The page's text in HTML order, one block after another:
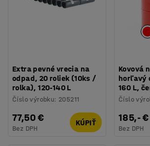
Extra pevné vrecia na
odpad, 20 roliek (10ks /
rolka), 120-140 L
Číslo výrobku: 205211
77,50 €
Bez DPH
KÚPIŤ
Kovová
horľavý
160 L,
Číslo
185,- €
Bez DPH